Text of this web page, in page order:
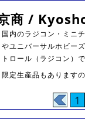
商 /
国内のラジコン・ミニ
やユニバーサルホビー
トロール（ラジコン）
限定生産品もあります
1